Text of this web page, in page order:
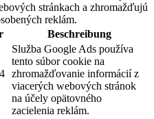
stránkach a zhromažďujú
reklám.
Beschreibung
Služba Google Ads používa
tento súbor cookie na
zhromažďovanie informácií z
viacerých webových stránok
na účely opätovného
zacielenia reklám.